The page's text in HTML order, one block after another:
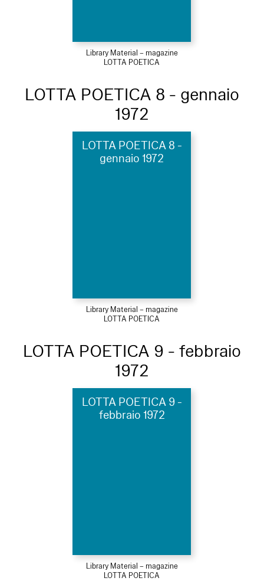
Library Material – magazine
LOTTA POETICA
LOTTA POETICA 8 - gennaio
1972
LOTTA POETICA 8 -
gennaio 1972
Library Material – magazine
LOTTA POETICA
LOTTA POETICA 9 - febbraio
1972
LOTTA POETICA 9 -
febbraio 1972
Library Material – magazine
LOTTA POETICA